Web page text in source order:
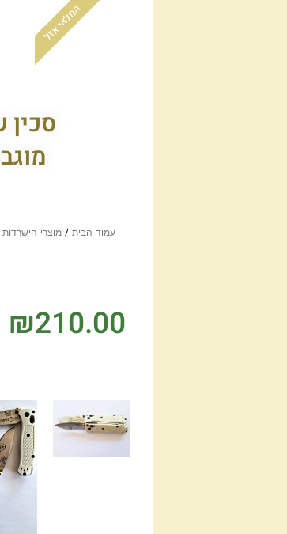
המלאי אזל
סכין
עמוד הבית/ מוצרי
₪210.00